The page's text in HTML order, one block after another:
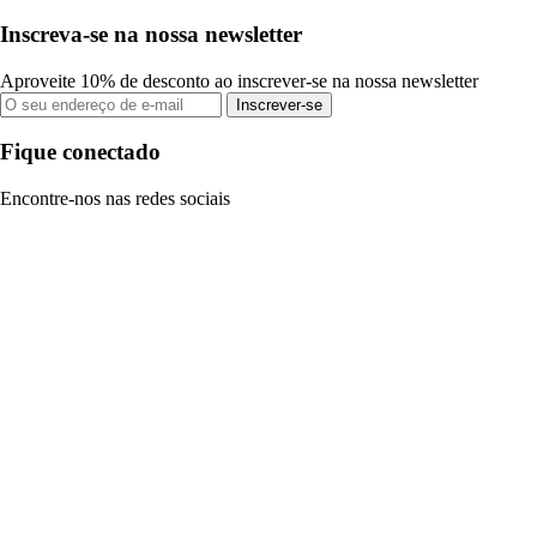
Inscreva-se na nossa newsletter
Aproveite 10% de desconto ao inscrever-se na nossa newsletter
Inscrever-se
Fique conectado
Encontre-nos nas redes sociais